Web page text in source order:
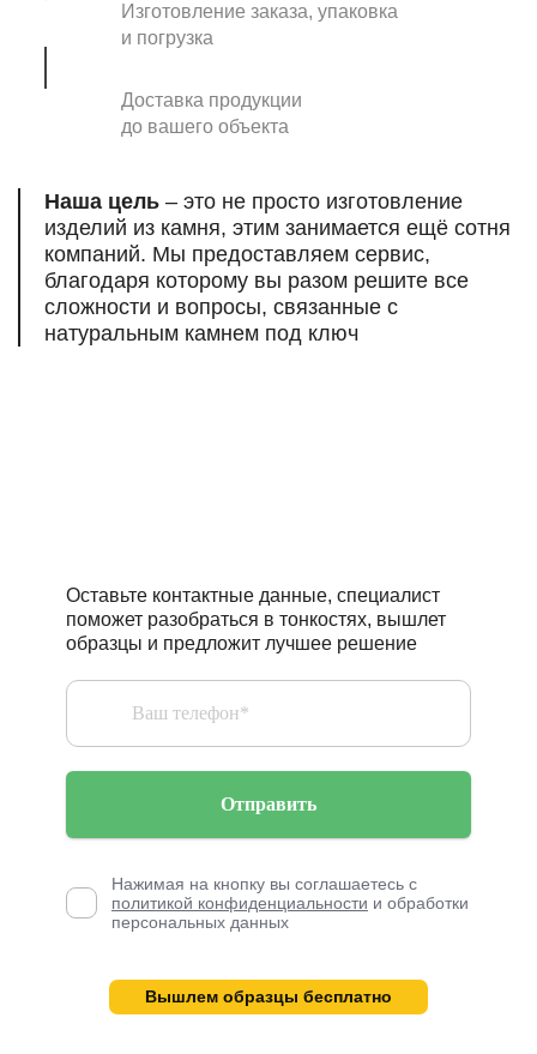
Изготовление заказа, упаковка
и погрузка
Доставка продукции
до вашего объекта
Наша цель – это не просто изготовление
изделий из камня, этим занимается ещё сотня
компаний. Мы предоставляем сервис,
благодаря которому вы разом решите все
сложности и вопросы, связанные с
натуральным камнем под ключ
Вышлем образцы бесплатно
Оставьте контактные данные, специалист
поможет разобраться в тонкостях, вышлет
образцы и предложит лучшее решение
Отправить
Нажимая на кнопку вы соглашаетесь с
политикой конфиденциальности и обработки
персональных данных